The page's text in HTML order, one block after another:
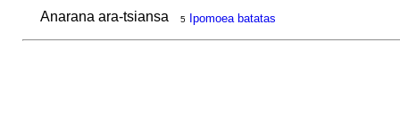
Anarana ara-tsiansa 5 Ipomoea batatas